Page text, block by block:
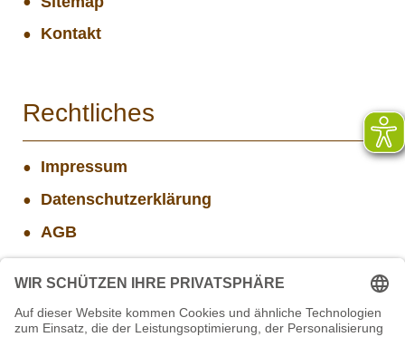
Kontakt
Rechtliches
Impressum
Datenschutzerklärung
AGB
Widerrufsbelehrung